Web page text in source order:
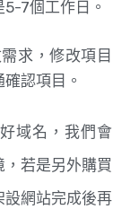
7個工作日。
求，修改項目
認項目。
域名，我們會
若是另外購買
設網站完成後再